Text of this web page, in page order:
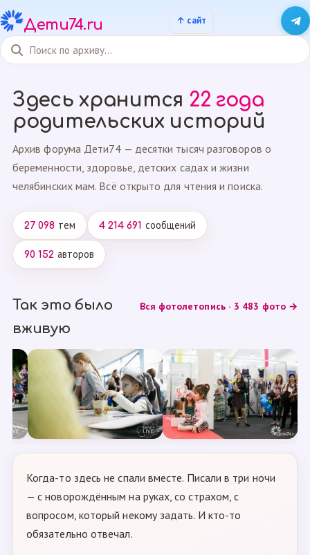
Дети74.ru
Здесь хранится 22 года
родительских историй
Архив форума Дети74 — десятки тысяч разговоров о
беременности, здоровье, детских садах и жизни
челябинских мам. Всё открыто для чтения и поиска.
27 098 тем 4 214 691 сообщений
90 152 авторов
Так это было
вживую
Вся фотолетопись · 3 483 фото →
Когда-то здесь не спали вместе. Писали в три ночи
— с новорождённым на руках, со страхом, с
вопросом, который некому задать. И кто-то
обязательно отвечал.